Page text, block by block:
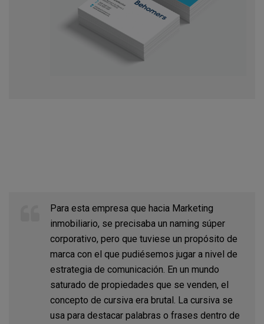
Para esta empresa que hacia Marketing
inmobiliario, se precisaba un naming súper
corporativo, pero que tuviese un propósito de
marca con el que pudiésemos jugar a nivel de
estrategia de comunicación. En un mundo
saturado de propiedades que se venden, el
concepto de cursiva era brutal. La cursiva se
usa para destacar palabras o frases dentro de